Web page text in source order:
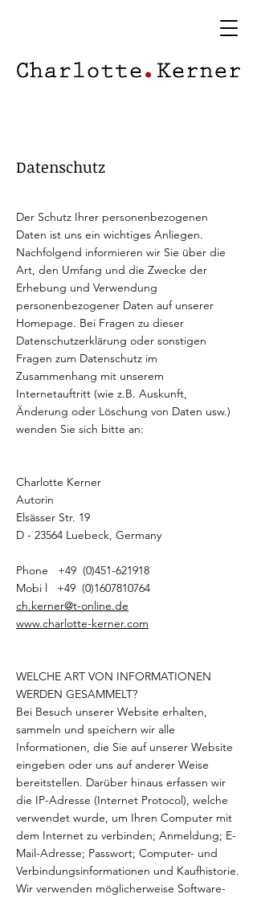
Datenschutz
Der Schutz Ihrer personenbezogenen
Daten ist uns ein wichtiges Anliegen.
Nachfolgend informieren wir Sie über die
Art, den Umfang und die Zwecke der
Erhebung und Verwendung
personenbezogener Daten auf unserer
Homepage. Bei Fragen zu dieser
Datenschutzerklärung oder sonstigen
Fragen zum Datenschutz im
Zusammenhang mit unserem
Internetauftritt (wie z.B. Auskunft,
Änderung oder Löschung von Daten usw.)
wenden Sie sich bitte an:
Charlotte Kerner
Autorin
Elsässer Str. 19
D - 23564 Luebeck, Germany
Phone +49 (0)451-621918
Mobi l +49 (0)1607810764
ch.kerner@t-online.de
www.charlotte-kerner.com
WELCHE ART VON INFORMATIONEN
WERDEN GESAMMELT?
Bei Besuch unserer Website erhalten,
sammeln und speichern wir alle
Informationen, die Sie auf unserer Website
eingeben oder uns auf anderer Weise
bereitstellen. Darüber hinaus erfassen wir
die IP-Adresse (Internet Protocol), welche
verwendet wurde, um Ihren Computer mit
dem Internet zu verbinden; Anmeldung; E-
Mail-Adresse; Passwort; Computer- und
Verbindungsinformationen und Kaufhistorie.
Wir verwenden möglicherweise Software-